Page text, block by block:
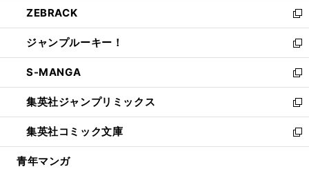
く
で
開
く
ド
ウ
で
開
く
ィ
ン
ド
ウ
で
開
く
い
ウ
ィ
ン
ド
ウ
で
開
く
ZEBRACK
新
し
い
ウ
ィ
ン
ド
ウ
で
開
ジャンプルーキー！
新
し
い
ウ
ィ
ン
ド
ウ
S-MANGA
新
し
い
ウ
ィ
ン
集英社ジャンプリミックス
新
し
い
ウ
集英社コミック文庫
新
し
青年マンガ